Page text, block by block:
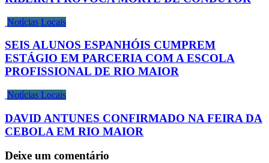
Notícias Locais
SEIS ALUNOS ESPANHÓIS CUMPREM
ESTÁGIO EM PARCERIA COM A ESCOLA
PROFISSIONAL DE RIO MAIOR
Notícias Locais
DAVID ANTUNES CONFIRMADO NA FEIRA DA
CEBOLA EM RIO MAIOR
Deixe um comentário